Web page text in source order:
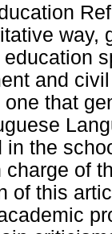
way,
and
that
the
of
of this